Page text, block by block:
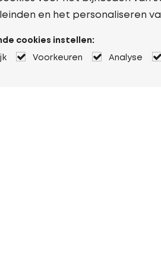
en het personaliseren
cookies instellen:
Voorkeuren Analyse